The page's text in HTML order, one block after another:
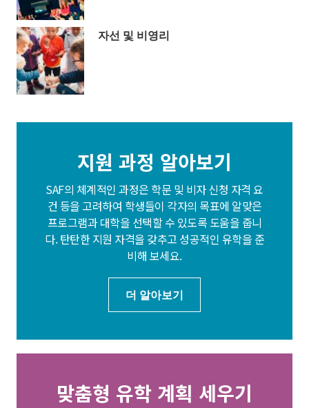
자선 및 비영리
지원 과정 알아보기
SAF의 체계적인 과정은 학문 및 비자 신청 자격 요
건 등을 고려하여 학생들이 각자의 목표에 알맞은
프로그램과 대학을 선택할 수 있도록 도움을 줍니
다. 탄탄한 지원 자격을 갖추고 성공적인 유학을 준
비해 보세요.
더 알아보기
맞춤형 유학 계획 세우기